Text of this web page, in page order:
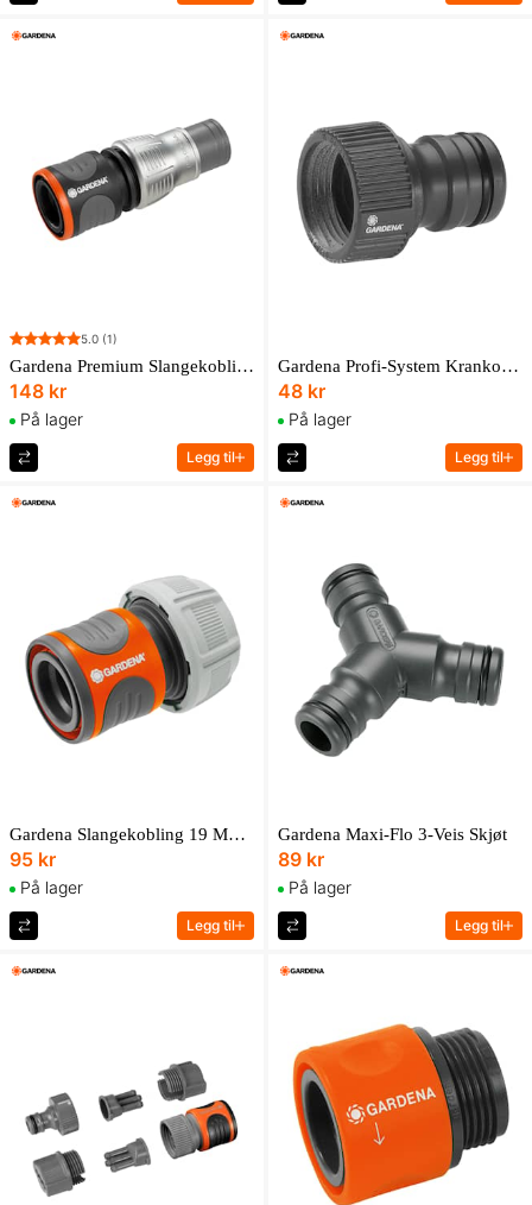
5.0 (1)
Gardena Premium Slangekobling 13 Mm (1/2") – 15 Mm (5/8")
148 kr
På lager
Legg til
Gardena Profi-System Krankobling
48 kr
På lager
Legg til
Gardena Slangekobling 19 Mm (3/4")
95 kr
På lager
Legg til
Gardena Maxi-Flo 3-Veis Skjøt
89 kr
På lager
Legg til